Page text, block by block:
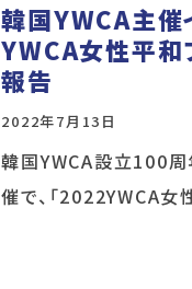
韓国YWCA主催
YWCA女性平和
報告
2022年7月13日
韓国YWCA設立100周
催で、「2022YWCA女